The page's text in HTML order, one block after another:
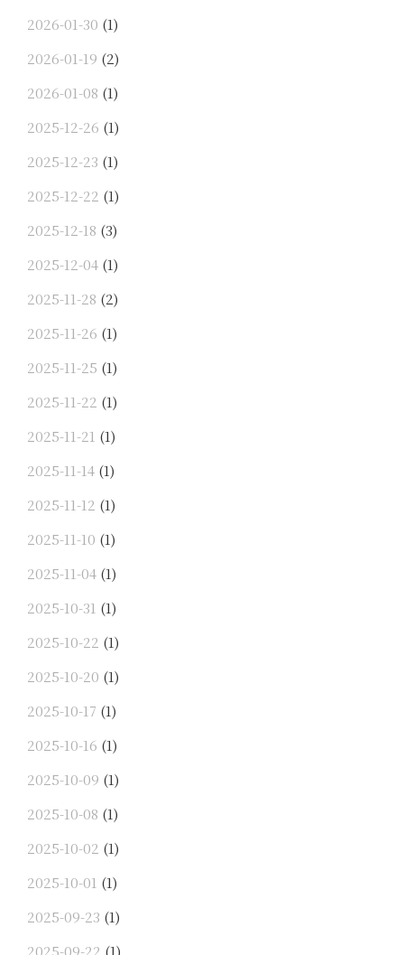
2026-01-30 (1)
2026-01-19 (2)
2026-01-08 (1)
2025-12-26 (1)
2025-12-23 (1)
2025-12-22 (1)
2025-12-18 (3)
2025-12-04 (1)
2025-11-28 (2)
2025-11-26 (1)
2025-11-25 (1)
2025-11-22 (1)
2025-11-21 (1)
2025-11-14 (1)
2025-11-12 (1)
2025-11-10 (1)
2025-11-04 (1)
2025-10-31 (1)
2025-10-22 (1)
2025-10-20 (1)
2025-10-17 (1)
2025-10-16 (1)
2025-10-09 (1)
2025-10-08 (1)
2025-10-02 (1)
2025-10-01 (1)
2025-09-23 (1)
2025-09-22 (1)